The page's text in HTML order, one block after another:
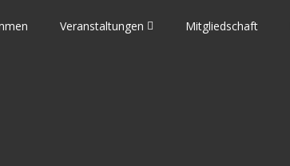
Veranstaltungen Mitgliedschaft